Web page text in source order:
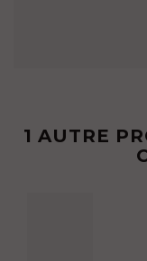
1 AUTRE